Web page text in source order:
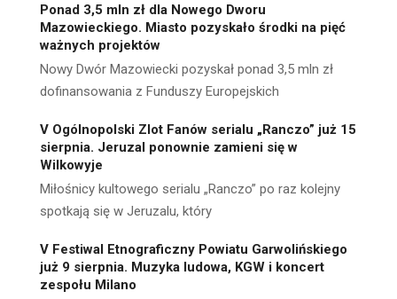
Ponad 3,5 mln zł dla Nowego Dworu
Mazowieckiego. Miasto pozyskało środki na pięć
ważnych projektów
Nowy Dwór Mazowiecki pozyskał ponad 3,5 mln zł
dofinansowania z Funduszy Europejskich
V Ogólnopolski Zlot Fanów serialu „Ranczo” już 15
sierpnia. Jeruzal ponownie zamieni się w
Wilkowyje
Miłośnicy kultowego serialu „Ranczo” po raz kolejny
spotkają się w Jeruzalu, który
V Festiwal Etnograficzny Powiatu Garwolińskiego
już 9 sierpnia. Muzyka ludowa, KGW i koncert
zespołu Milano